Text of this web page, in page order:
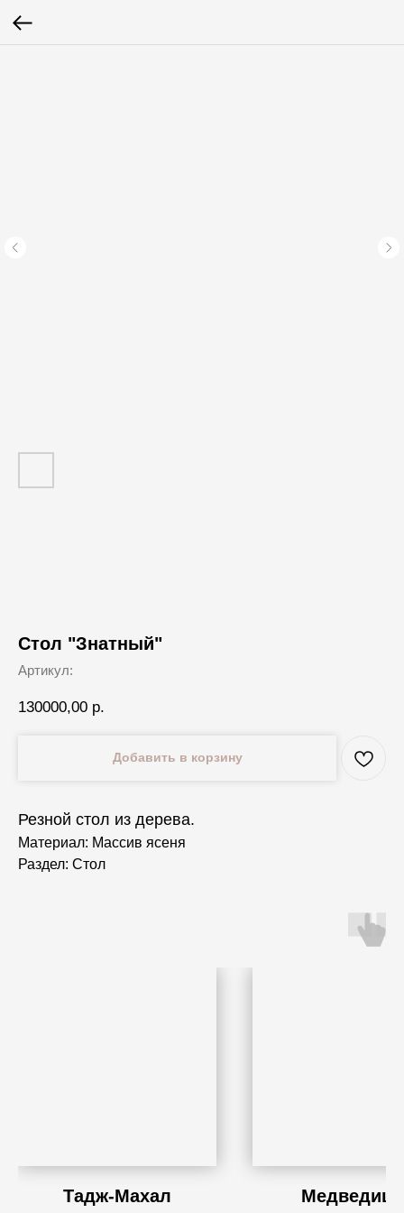
Стол "Знатный"
Артикул:
130000,00 р.
Добавить в корзину
Резной стол из дерева.
Материал: Массив ясеня
Раздел: Стол
Тадж-Махал Медведица